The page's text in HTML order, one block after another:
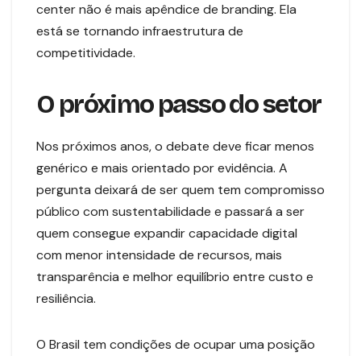
center não é mais apêndice de branding. Ela
está se tornando infraestrutura de
competitividade.
O próximo passo do setor
Nos próximos anos, o debate deve ficar menos
genérico e mais orientado por evidência. A
pergunta deixará de ser quem tem compromisso
público com sustentabilidade e passará a ser
quem consegue expandir capacidade digital
com menor intensidade de recursos, mais
transparência e melhor equilíbrio entre custo e
resiliência.
O Brasil tem condições de ocupar uma posição